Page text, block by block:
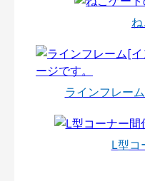
ラインフレー
L型コ